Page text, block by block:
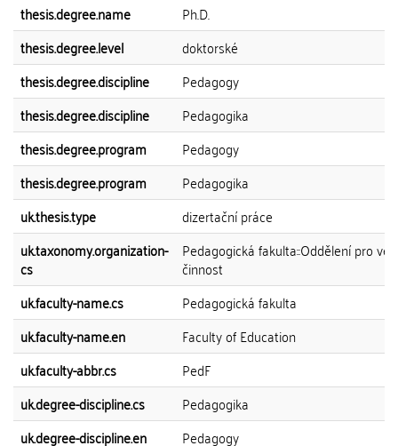
thesis.degree.name
Ph.D.
thesis.degree.level
doktorské
thesis.degree.discipline
Pedagogy
thesis.degree.discipline
Pedagogika
thesis.degree.program
Pedagogy
thesis.degree.program
Pedagogika
uk.thesis.type
dizertační práce
uk.taxonomy.organization-
cs
Pedagogická fakulta::Oddělení pro
činnost
uk.faculty-name.cs
Pedagogická fakulta
uk.faculty-name.en
Faculty of Education
uk.faculty-abbr.cs
PedF
uk.degree-discipline.cs
Pedagogika
uk.degree-discipline.en
Pedagogy